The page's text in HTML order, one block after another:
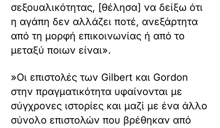
π
ρ
ι
χ
μ
ν
ο
σεξουαλικότητας, [θέλησα] να δείξω ότι
η αγάπη δεν αλλάζει ποτέ, ανεξάρτητα
από τη μορφή επικοινωνίας ή από το
μεταξύ ποιων είναι».
»Οι επιστολές των Gilbert και Gordon
στην πραγματικότητα υφαίνονται με
σύγχρονες ιστορίες και μαζί με ένα άλλο
σύνολο επιστολών που βρέθηκαν από